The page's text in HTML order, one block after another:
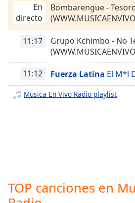
Chapters
Chapters
descriptions
off,
selected
dialog
subtitles
En
directo
Bombarengue -
11:17
Grupo Kchimbo - No
11:12 Fuerza Latina El M*l
Musica En Vivo Radio playlist
TOP canciones en